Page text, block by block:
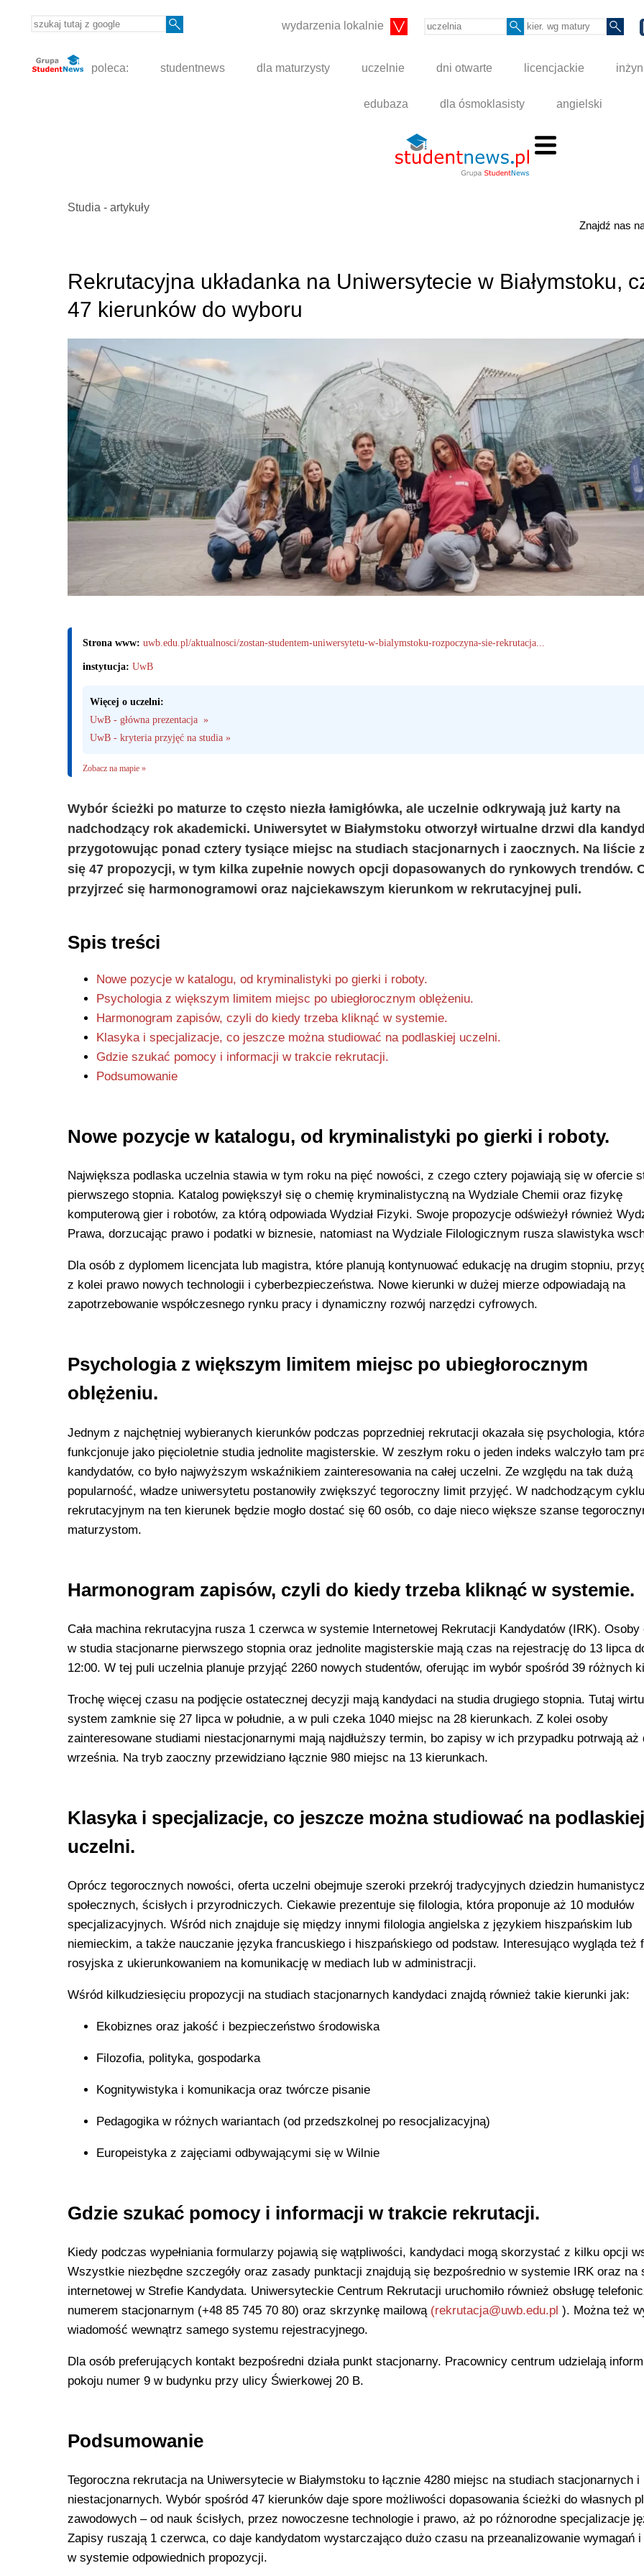
wydarzenia lokalnie
poleca: studentnews dla maturzysty uczelnie dni otwarte licencjackie
edubaza dla ósmoklasisty angielski
Studia - artykuły
Znajdź nas
Rekrutacyjna układanka na Uniwersytecie w Białymstoku,
47 kierunków do wyboru
Strona www: uwb.edu.pl/aktualnosci/zostan-studentem-uniwersytetu-w-bialymstoku-rozpoczyna-sie-rekrutacja...
instytucja: UwB
Więcej o uczelni:
UwB - główna prezentacja  »
UwB - kryteria przyjęć na studia »
Zobacz na mapie »
Wybór ścieżki po maturze to często niezła łamigłówka, ale uczelnie odkrywają już karty na
nadchodzący rok akademicki. Uniwersytet w Białymstoku otworzył wirtualne drzwi dla
przygotowując ponad cztery tysiące miejsc na studiach stacjonarnych i zaocznych. Na liście
się 47 propozycji, w tym kilka zupełnie nowych opcji dopasowanych do rynkowych trendów.
przyjrzeć się harmonogramowi oraz najciekawszym kierunkom w rekrutacyjnej puli.
Spis treści
Nowe pozycje w katalogu, od kryminalistyki po gierki i roboty.
Psychologia z większym limitem miejsc po ubiegłorocznym oblężeniu.
Harmonogram zapisów, czyli do kiedy trzeba kliknąć w systemie.
Klasyka i specjalizacje, co jeszcze można studiować na podlaskiej uczelni.
Gdzie szukać pomocy i informacji w trakcie rekrutacji.
Podsumowanie
Nowe pozycje w katalogu, od kryminalistyki po gierki i roboty.
Największa podlaska uczelnia stawia w tym roku na pięć nowości, z czego cztery pojawiają się w ofercie
pierwszego stopnia. Katalog powiększył się o chemię kryminalistyczną na Wydziale Chemii oraz fizykę
komputerową gier i robotów, za którą odpowiada Wydział Fizyki. Swoje propozycje odświeżył również
Prawa, dorzucając prawo i podatki w biznesie, natomiast na Wydziale Filologicznym rusza slawistyka
Dla osób z dyplomem licencjata lub magistra, które planują kontynuować edukację na drugim stopniu,
z kolei prawo nowych technologii i cyberbezpieczeństwa. Nowe kierunki w dużej mierze odpowiadają na
zapotrzebowanie współczesnego rynku pracy i dynamiczny rozwój narzędzi cyfrowych.
Psychologia z większym limitem miejsc po ubiegłorocznym
oblężeniu.
Jednym z najchętniej wybieranych kierunków podczas poprzedniej rekrutacji okazała się psychologia,
funkcjonuje jako pięcioletnie studia jednolite magisterskie. W zeszłym roku o jeden indeks walczyło tam
kandydatów, co było najwyższym wskaźnikiem zainteresowania na całej uczelni. Ze względu na tak dużą
popularność, władze uniwersytetu postanowiły zwiększyć tegoroczny limit przyjęć. W nadchodzącym cyklu
rekrutacyjnym na ten kierunek będzie mogło dostać się 60 osób, co daje nieco większe szanse
maturzystom.
Harmonogram zapisów, czyli do kiedy trzeba kliknąć w systemie.
Cała machina rekrutacyjna rusza 1 czerwca w systemie Internetowej Rekrutacji Kandydatów (IRK). Osoby
w studia stacjonarne pierwszego stopnia oraz jednolite magisterskie mają czas na rejestrację do 13 lipca
12:00. W tej puli uczelnia planuje przyjąć 2260 nowych studentów, oferując im wybór spośród 39 różnych
Trochę więcej czasu na podjęcie ostatecznej decyzji mają kandydaci na studia drugiego stopnia. Tutaj
system zamknie się 27 lipca w południe, a w puli czeka 1040 miejsc na 28 kierunkach. Z kolei osoby
zainteresowane studiami niestacjonarnymi mają najdłuższy termin, bo zapisy w ich przypadku potrwają aż
września. Na tryb zaoczny przewidziano łącznie 980 miejsc na 13 kierunkach.
Klasyka i specjalizacje, co jeszcze można studiować na podlaskiej
uczelni.
Oprócz tegorocznych nowości, oferta uczelni obejmuje szeroki przekrój tradycyjnych dziedzin
społecznych, ścisłych i przyrodniczych. Ciekawie prezentuje się filologia, która proponuje aż 10 modułów
specjalizacyjnych. Wśród nich znajduje się między innymi filologia angielska z językiem hiszpańskim lub
niemieckim, a także nauczanie języka francuskiego i hiszpańskiego od podstaw. Interesująco wygląda też
rosyjska z ukierunkowaniem na komunikację w mediach lub w administracji.
Wśród kilkudziesięciu propozycji na studiach stacjonarnych kandydaci znajdą również takie kierunki jak:
Ekobiznes oraz jakość i bezpieczeństwo środowiska
Filozofia, polityka, gospodarka
Kognitywistyka i komunikacja oraz twórcze pisanie
Pedagogika w różnych wariantach (od przedszkolnej po resocjalizacyjną)
Europeistyka z zajęciami odbywającymi się w Wilnie
Gdzie szukać pomocy i informacji w trakcie rekrutacji.
Kiedy podczas wypełniania formularzy pojawią się wątpliwości, kandydaci mogą skorzystać z kilku opcji
Wszystkie niezbędne szczegóły oraz zasady punktacji znajdują się bezpośrednio w systemie IRK oraz na
internetowej w Strefie Kandydata. Uniwersyteckie Centrum Rekrutacji uruchomiło również obsługę
numerem stacjonarnym (+48 85 745 70 80) oraz skrzynkę mailową (rekrutacja@uwb.edu.pl ). Można też
wiadomość wewnątrz samego systemu rejestracyjnego.
Dla osób preferujących kontakt bezpośredni działa punkt stacjonarny. Pracownicy centrum udzielają
pokoju numer 9 w budynku przy ulicy Świerkowej 20 B.
Podsumowanie
Tegoroczna rekrutacja na Uniwersytecie w Białymstoku to łącznie 4280 miejsc na studiach stacjonarnych i
niestacjonarnych. Wybór spośród 47 kierunków daje spore możliwości dopasowania ścieżki do własnych
zawodowych – od nauk ścisłych, przez nowoczesne technologie i prawo, aż po różnorodne specjalizacje
Zapisy ruszają 1 czerwca, co daje kandydatom wystarczająco dużo czasu na przeanalizowanie wymagań
w systemie odpowiednich propozycji.